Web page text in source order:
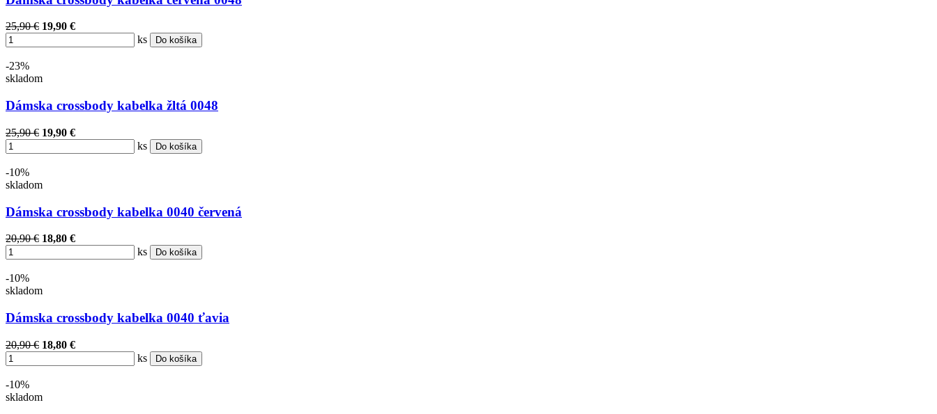
25,90 € 19,90 €
ks
Do košíka
-23%
skladom
Dámska crossbody kabelka žltá 0048
25,90 € 19,90 €
ks
Do košíka
-10%
skladom
Dámska crossbody kabelka 0040 červená
20,90 € 18,80 €
ks
Do košíka
-10%
skladom
Dámska crossbody kabelka 0040 ťavia
20,90 € 18,80 €
ks
Do košíka
-10%
skladom